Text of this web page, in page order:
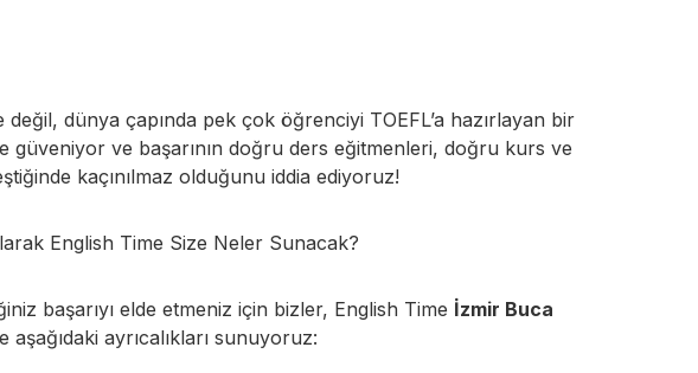
değil, dünya çapında pek çok öğrenciyi TOEFL’a hazırlayan bir
güveniyor ve başarının doğru ders eğitmenleri, doğru kurs ve
kaçınılmaz olduğunu iddia ediyoruz!
English Time Size Neler Sunacak?
başarıyı elde etmeniz için bizler, English Time İzmir Buca
aşağıdaki ayrıcalıkları sunuyoruz: